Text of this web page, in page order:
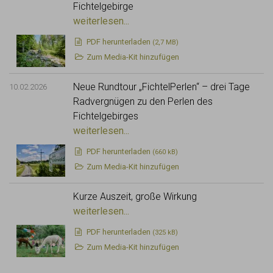
Fichtelgebirge
weiterlesen...
PDF herunterladen (2,7 MB)
Zum Media-Kit hinzufügen
10.02.2026
Neue Rundtour „FichtelPerlen“ – drei Tage
Radvergnügen zu den Perlen des
Fichtelgebirges
weiterlesen...
PDF herunterladen (660 kB)
Zum Media-Kit hinzufügen
Kurze Auszeit, große Wirkung
weiterlesen...
PDF herunterladen (325 kB)
Zum Media-Kit hinzufügen